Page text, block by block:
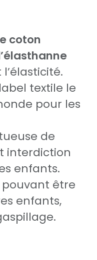
coton
textile le
pour les
de
interdiction
enfants.
être
enfants,